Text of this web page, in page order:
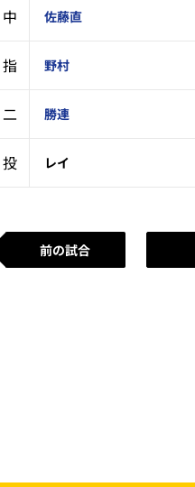
中 佐藤直
指 野村
二 勝連
投 レイ
前の試合